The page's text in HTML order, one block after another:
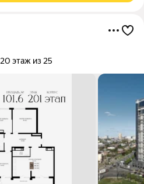
20 этаж из 25